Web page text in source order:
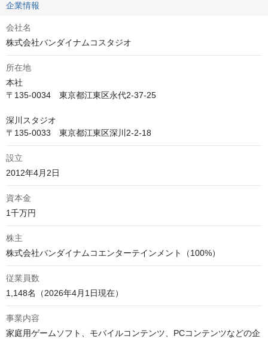
企業情報
会社名
株式会社バンダイナムコスタジオ
所在地
本社
〒135-0034　東京都江東区永代2-37-25
深川スタジオ
〒135-0033　東京都江東区深川2-2-18
設立
資本金
株主
従業員数
1,148名（2026年4月1日現在）
事業内容
家庭用ゲームソフト、モバイルコンテンツ、PCコンテンツなどの企